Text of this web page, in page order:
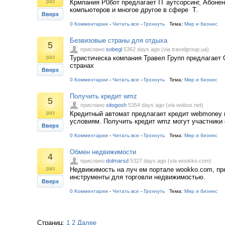
Вверх
Крмпания Р0бот предлагает IT аутсорсинг,
компьютеров и многое другое в сфере Т.
0 Комментарии - Читать все - Грохнуть Тема: Мир и бизнес
5
раз
Вверх
Безвизовые страны для отдыха
прислано sobegl 5362 days ago (via travelgroup.ua)
Туристическа компания Травел Групп
странах
0 Комментарии - Читать все - Грохнуть Тема: Мир и бизнес
5
раз
Вверх
Получить кредит wmz
прислано sitogosh 5354 days ago (via wobus.net)
Кредитный автомат предлагает кредит
условиям. Получить кредит wmz могут
0 Комментарии - Читать все - Грохнуть Тема: Мир и бизнес
4
раз
Вверх
Обмен недвижимости
прислано dolmarsd 5327 days ago (via wookko.com)
Недвижимость на луч ем портале wookko.com,
инструменты для торговли недвижимостью.
0 Комментарии - Читать все - Грохнуть Тема: Мир и бизнес
Страниц: 1 2 Далее